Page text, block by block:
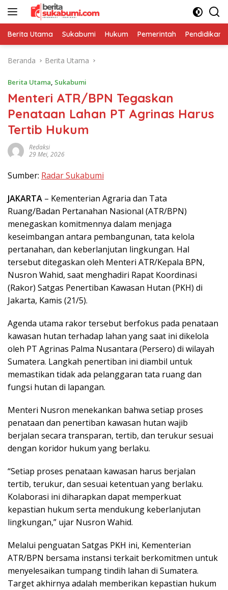
Langsung
Berita Utama Sukabumi Hukum Pemerintah Pendidikan
Beranda Berita Utama
Berita Utama, Sukabumi
Menteri ATR/BPN Tegaskan
Penataan Lahan PT Agrinas Harus
Tertib Hukum
Redaksi
29 Mei, 2026
Sumber: Radar Sukabumi
JAKARTA – Kementerian Agraria dan Tata
Ruang/Badan Pertanahan Nasional (ATR/BPN)
menegaskan komitmennya dalam menjaga
keseimbangan antara pembangunan, tata kelola
pertanahan, dan keberlanjutan lingkungan. Hal
tersebut ditegaskan oleh Menteri ATR/Kepala BPN,
Nusron Wahid, saat menghadiri Rapat Koordinasi
(Rakor) Satgas Penertiban Kawasan Hutan (PKH) di
Jakarta, Kamis (21/5).
Agenda utama rakor tersebut berfokus pada penataan
kawasan hutan terhadap lahan yang saat ini dikelola
oleh PT Agrinas Palma Nusantara (Persero) di wilayah
Sumatera. Langkah penertiban ini diambil untuk
memastikan tidak ada pelanggaran tata ruang dan
fungsi hutan di lapangan.
Menteri Nusron menekankan bahwa setiap proses
penataan dan penertiban kawasan hutan wajib
berjalan secara transparan, tertib, dan terukur sesuai
dengan koridor hukum yang berlaku.
“Setiap proses penataan kawasan harus berjalan
tertib, terukur, dan sesuai ketentuan yang berlaku.
Kolaborasi ini diharapkan dapat memperkuat
kepastian hukum serta mendukung keberlanjutan
lingkungan,” ujar Nusron Wahid.
Melalui penguatan Satgas PKH ini, Kementerian
ATR/BPN bersama instansi terkait berkomitmen untuk
menyelesaikan tumpang tindih lahan di Sumatera.
Target akhirnya adalah memberikan kepastian hukum